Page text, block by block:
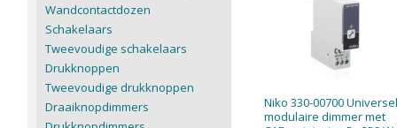
Niko 330-00700
modulaire dimmer met
Wandcontactdozen
Schakelaars
Tweevoudige schakelaars
Drukknoppen
Tweevoudige drukknoppen
Draaiknopdimmers